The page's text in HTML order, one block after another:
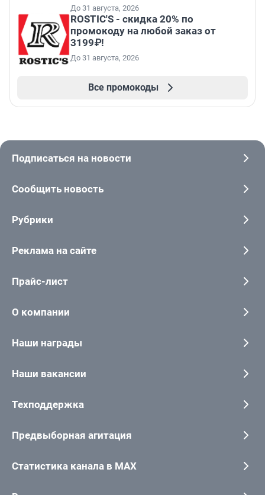
До 31 августа, 2026
ROSTIC'S - скидка 20% по
промокоду на любой заказ от
3199₽!
До 31 августа, 2026
Все промокоды
Подписаться на новости
Сообщить новость
Рубрики
Реклама на сайте
Прайс-лист
О компании
Наши награды
Наши вакансии
Техподдержка
Предвыборная агитация
Статистика канала в MAX